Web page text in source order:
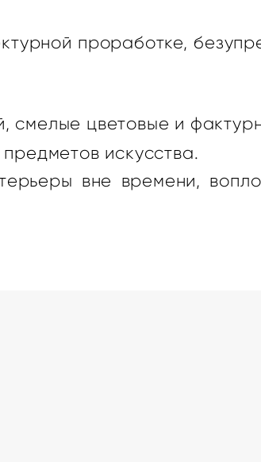
проработке,
смелые цветовые и
искусства.
вне времени,